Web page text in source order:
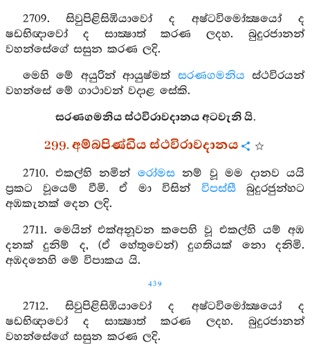
2709. සිවුපිළිසිඹියාවෝ ද අෂ්ටවිමෝක්‍ෂයෝ ද
ෂඩභිඥාවෝ ද සාක්‍ෂාත් කරණ ලදහ. බුදුරජානන්
වහන්සේගේ සසුන කරණ ලදි.
මෙහි මේ අයුරින් ආයුෂ්මත් සරණගමනිය ස්ථවිරයන්
වහන්සේ මේ ගාථාවන් වදාළ සේකි.
සරණගමනිය ස්ථවිරාවදානය අටවැනි යි.
299. අම්බපිණ්ඩිය ස්ථවිරාවදානය
2710. එකල්හි නමින් රෝමසනම් වූ මම දානව යයි
ප්‍රකට වූයෙම් වීමි. ඒ මා විසින් විපස්සීබුදුරජුන්හට
අඹකැනක් දෙන ලදි.
2711. මෙයින් එක්අනූවන කපෙහි වූ එකල්හි යම් අඹ
දනක් දුනිම් ද, (ඒ හේතුවෙන්) දුගතියක් නො දනිමි.
අඹදනෙහි මේ විපාකය යි.
439
2712. සිවුපිළිසිඹියාවෝ ද අෂ්ටවිමෝක්‍ෂයෝ ද
ෂඩභිඥාවෝ ද සාක්‍ෂාත් කරණ ලදහ. බුදුරජානන්
වහන්සේගේ සසුන කරණ ලදි.